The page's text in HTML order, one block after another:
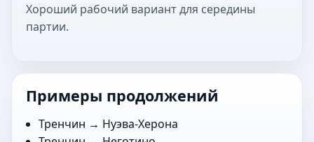
Хороший рабочий вариант для середины
партии.
Примеры продолжений
Тренчин → Нуэва-Херона